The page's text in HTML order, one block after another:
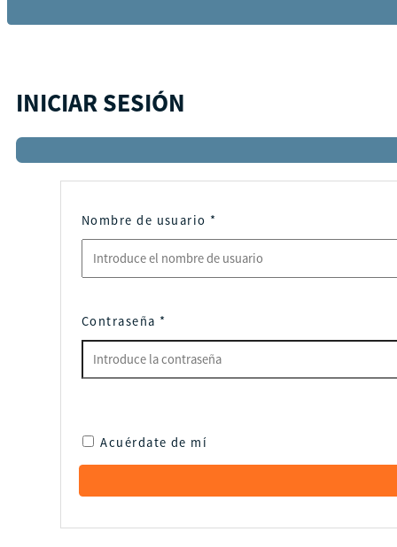
INICIAR SESIÓN
Nombre de usuario *
Contraseña *
Acuérdate de mí